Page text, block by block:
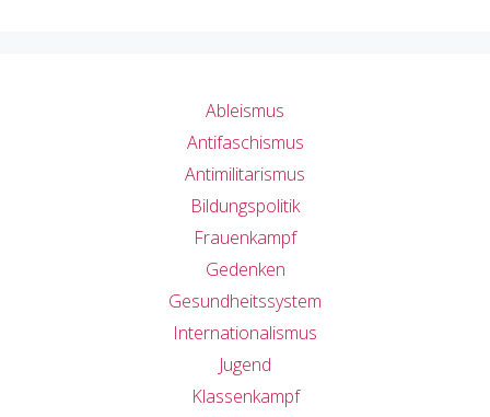
Ableismus
Antifaschismus
Antimilitarismus
Bildungspolitik
Frauenkampf
Gedenken
Gesundheitssystem
Internationalismus
Jugend
Klassenkampf